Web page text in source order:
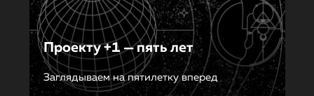
Проекту +1 — пять лет
Заглядываем на пятилетку вперед